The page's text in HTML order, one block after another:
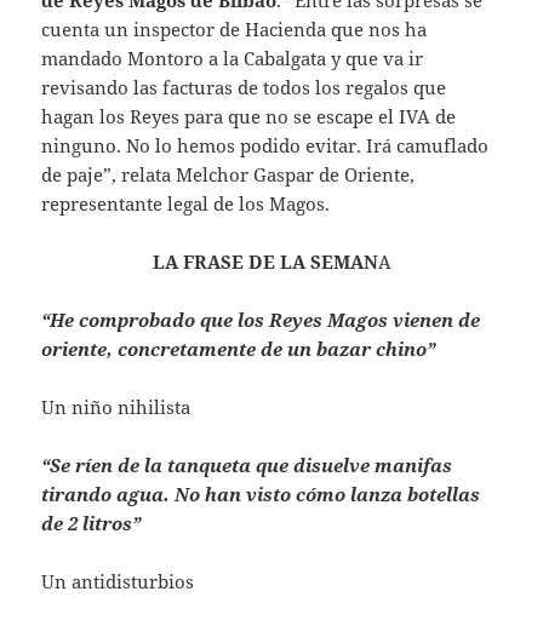
cuenta un inspector de Hacienda que nos ha
mandado Montoro a la Cabalgata y que va ir
revisando las facturas de todos los regalos que
hagan los Reyes para que no se escape el IVA de
ninguno. No lo hemos podido evitar. Irá camuflado
de paje”, relata Melchor Gaspar de Oriente,
representante legal de los Magos.
LA FRASE DE LA SEMANA
“He comprobado que los Reyes Magos vienen de
oriente, concretamente de un bazar chino”
Un niño nihilista
“Se ríen de la tanqueta que disuelve manifas
tirando agua. No han visto cómo lanza botellas
de 2 litros”
Un antidisturbios